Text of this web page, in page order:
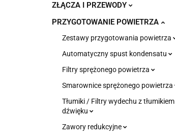
ZŁĄCZA I PRZEWODY
PRZYGOTOWANIE POWIETRZA
Zestawy przygotowania powietrza
Automatyczny spust kondensatu
Filtry sprężonego powietrza
Smarownice sprężonego powietrza
Tłumiki / Filtry wydechu z tłumikiem
dźwięku
Zawory redukcyjne